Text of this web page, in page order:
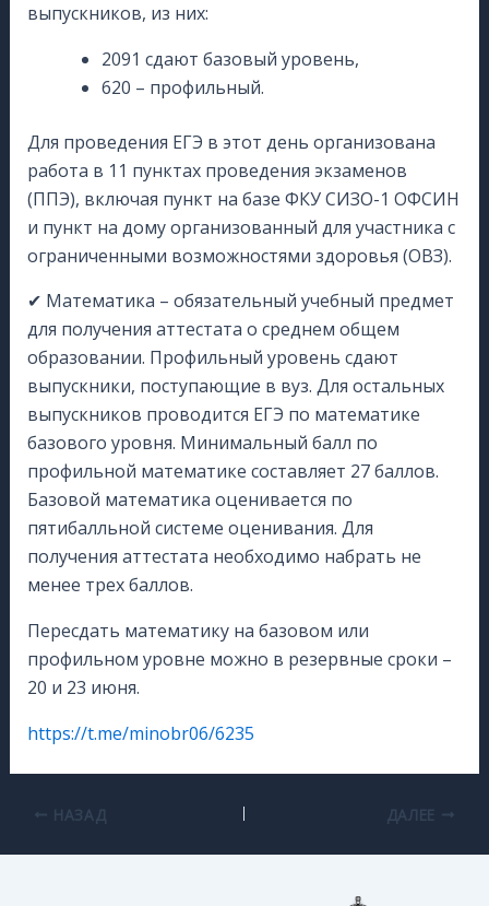
выпускников, из них:
2091 сдают базовый уровень,
620 – профильный.
Для проведения ЕГЭ в этот день организована
работа в 11 пунктах проведения экзаменов
(ППЭ), включая пункт на базе ФКУ СИЗО-1 ОФСИН
и пункт на дому организованный для участника с
ограниченными возможностями здоровья (ОВЗ).
✔ Математика – обязательный учебный предмет
для получения аттестата о среднем общем
образовании. Профильный уровень сдают
выпускники, поступающие в вуз. Для остальных
выпускников проводится ЕГЭ по математике
базового уровня. Минимальный балл по
профильной математике составляет 27 баллов.
Базовой математика оценивается по
пятибалльной системе оценивания. Для
получения аттестата необходимо набрать не
менее трех баллов.
Пересдать математику на базовом или
профильном уровне можно в резервные сроки –
20 и 23 июня.
https://t.me/minobr06/6235
НАЗАД ДАЛЕЕ